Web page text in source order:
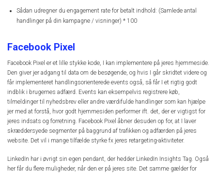
Sådan udregner du engagement rate for betalt indhold: (Samlede antal
handlinger på din kampagne / visninger) * 100
Facebook Pixel
Facebook Pixel er et lille stykke kode, I kan implementere på jeres hjemmeside.
Den giver jer adgang til data om de besøgende, og hvis I går skridtet videre og
får implementeret handlingsorienterede events også, så får I et rigtig godt
indblik i brugernes adfærd. Events kan eksempelvis registrere køb,
tilmeldinger til nyhedsbrev eller andre værdifulde handlinger som kan hjælpe
jer med at forstå, hvor godt hjemmesiden performer ift. det, der er vigtigst for
jeres indsats og forretning. Facebook Pixel åbner desuden op for, at I laver
skræddersyede segmenter på baggrund af trafikken og adfærden på jeres
website. Det vil i mange tilfælde styrke fx jeres retargeting-aktiviteter.
LinkedIn har i øvrigt sin egen pendant, der hedder LinkedIn Insights Tag. Også
her får du flere muligheder, når den er på jeres site. Det samme gælder for